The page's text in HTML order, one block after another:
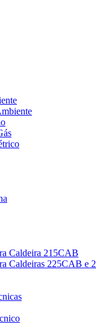
Caldeira 215CAB
Caldeiras 225CAB e